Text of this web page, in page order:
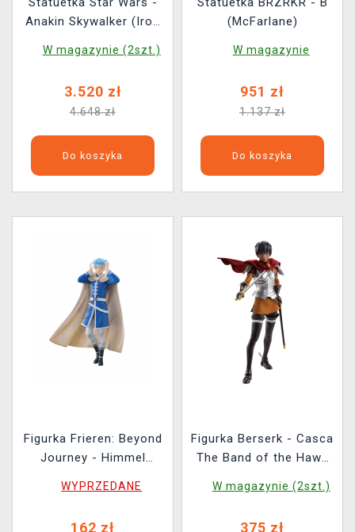
Anakin Skywalker (Iron
W magazynie (2szt.)
3.520 zł
4.648 zł
Do koszyka
(McFarlane)
W magazynie
951 zł
1.137 zł
Do koszyka
Figurka Frieren: Beyond
Journey - Himmel
WYPRZEDANE
162 zł
Figurka Berserk - Casca
The Band of the Hawk
W magazynie (2szt.)
375 zł